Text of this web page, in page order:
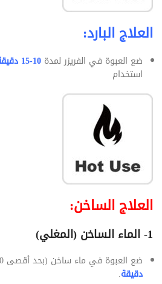
العلاج البارد:
ضع العبوة في الفريزر لمدة 10-15 دقيقة
استخدام
العلاج الساخن:
1- الماء الساخن (المغلي)
ضع العبوة في ماء ساخن (بحد أقصى 80 درجة مئوية) لمدة
دقيقة.